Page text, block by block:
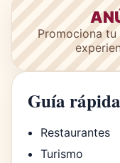
Promociona
Guía rápida
Restaurantes
Turismo